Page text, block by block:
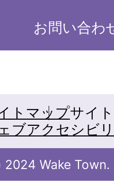
お問い合わ
トマップサイ
ブアクセシビ
Wake Town.